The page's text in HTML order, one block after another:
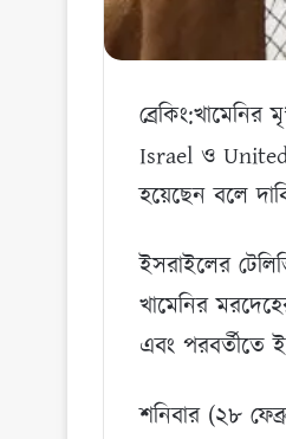
Israel ও United
হয়েছেন বলে
ইসরাইলের
খামেনির
এবং পরবর্তীতে
শনিবার (২৮